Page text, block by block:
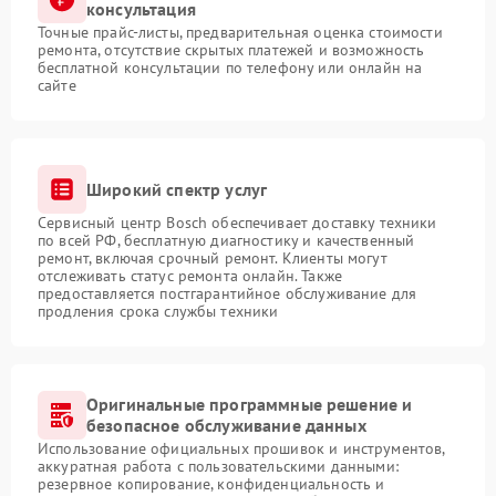
консультация
Точные прайс-листы, предварительная оценка стоимости
ремонта, отсутствие скрытых платежей и возможность
бесплатной консультации по телефону или онлайн на
сайте
Широкий спектр услуг
Сервисный центр Bosch обеспечивает доставку техники
по всей РФ, бесплатную диагностику и качественный
ремонт, включая срочный ремонт. Клиенты могут
отслеживать статус ремонта онлайн. Также
предоставляется постгарантийное обслуживание для
продления срока службы техники
Оригинальные программные решение и
безопасное обслуживание данных
Использование официальных прошивок и инструментов,
аккуратная работа с пользовательскими данными:
резервное копирование, конфиденциальность и